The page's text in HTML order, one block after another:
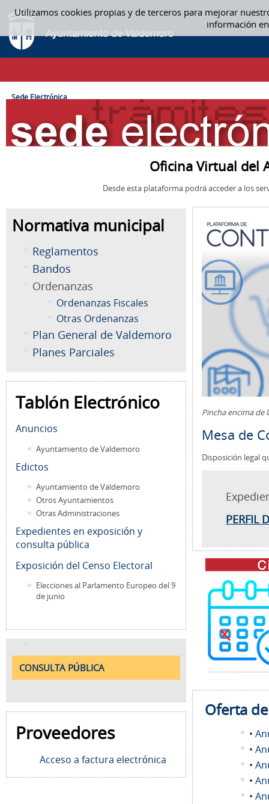
Utilizamos cookies propias y de terceros para mejorar
información
Saltar al contenido
SEDE ELECTRÓNICA
CAMINO DE MIGAS
Sede Electrónica
Oficina Virtual del
Desde esta plataforma podrá acceder a los
Normativa municipal
Reglamentos
Bandos
Ordenanzas
Ordenanzas Fiscales
Otras Ordenanzas
Plan General de Valdemoro
Planes Parciales
Tablón Electrónico
Anuncios
Ayuntamiento de Valdemoro
Edictos
Ayuntamiento de Valdemoro
Otros Ayuntamientos
Otras Administraciones
Expedientes en exposición y
consulta pública
Exposición del Censo Electoral
Elecciones al Parlamento Europeo del 9
de junio
CONSULTA PÚBLICA
Proveedores
Acceso a factura electrónica
Pincha encima de
Mesa de
Disposición legal
PERFIL
Oferta
•
•
•
•
•